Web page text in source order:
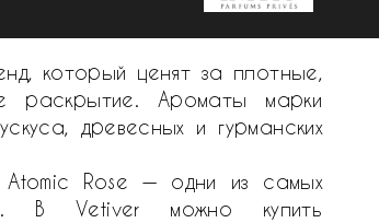
который ценят за плотные,
раскрытие. Ароматы марки
древесных и гурманских
Rose — одни из самых
В Vetiver можно купить